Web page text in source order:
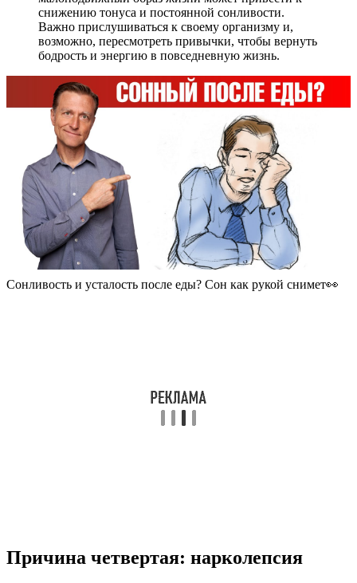
снижению тонуса и постоянной сонливости.
Важно прислушиваться к своему организму и,
возможно, пересмотреть привычки, чтобы вернуть
бодрость и энергию в повседневную жизнь.
Сонливость и усталость после еды? Сон как рукой снимет👀
Причина четвертая: нарколепсия